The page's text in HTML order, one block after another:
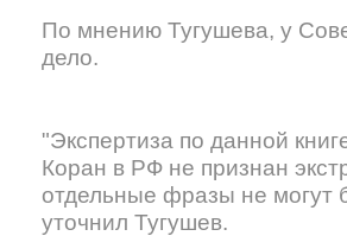
По мнению Тугушева, у
дело.
"Экспертиза по данной
Коран в РФ не признан
отдельные фразы не могут
уточнил Тугушев.